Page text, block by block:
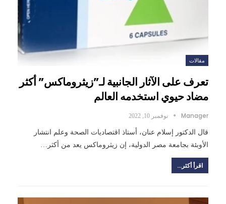
مقالات
تعرف على الآثار الجانبية لـ”زيثروماكس” أكثر
مضاد حيوي استخدمه العالم
Manager نوفمبر 10, 2022
قال الدكتور إسلام عنان، أستاذ اقتصاديات الصحة وعلم انتشار
الأوبئة بجامعة مصر الدولية، إن زيثروماكس يعد من أكثر…
اقرأ أكثر...